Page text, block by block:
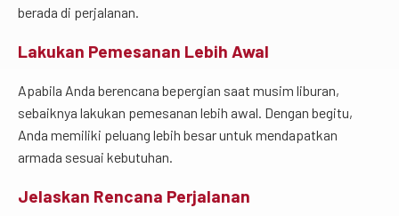
berada di perjalanan.
Lakukan Pemesanan Lebih Awal
Apabila Anda berencana bepergian saat musim liburan,
sebaiknya lakukan pemesanan lebih awal. Dengan begitu,
Anda memiliki peluang lebih besar untuk mendapatkan
armada sesuai kebutuhan.
Jelaskan Rencana Perjalanan